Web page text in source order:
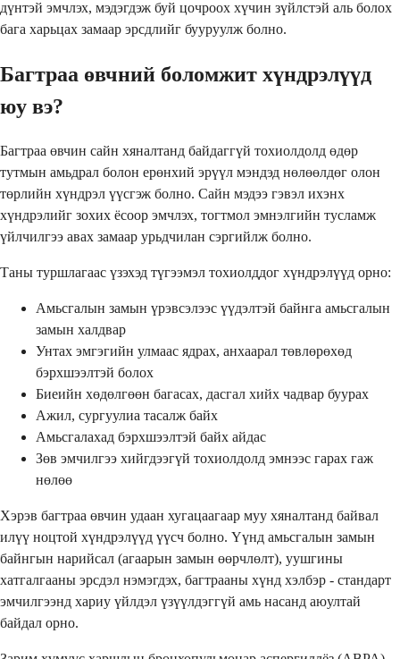
дүнтэй эмчлэх, мэдэгдэж буй цочроох хүчин зүйлстэй аль болох
бага харьцах замаар эрсдлийг бууруулж болно.
Багтраа өвчний боломжит хүндрэлүүд
юу вэ?
Багтраа өвчин сайн хяналтанд байдаггүй тохиолдолд өдөр
тутмын амьдрал болон ерөнхий эрүүл мэндэд нөлөөлдөг олон
төрлийн хүндрэл үүсгэж болно. Сайн мэдээ гэвэл ихэнх
хүндрэлийг зохих ёсоор эмчлэх, тогтмол эмнэлгийн тусламж
үйлчилгээ авах замаар урьдчилан сэргийлж болно.
Таны туршлагаас үзэхэд түгээмэл тохиолддог хүндрэлүүд орно:
Амьсгалын замын үрэвсэлээс үүдэлтэй байнга амьсгалын
замын халдвар
Унтах эмгэгийн улмаас ядрах, анхаарал төвлөрөхөд
бэрхшээлтэй болох
Биеийн хөдөлгөөн багасах, дасгал хийх чадвар буурах
Ажил, сургуулиа тасалж байх
Амьсгалахад бэрхшээлтэй байх айдас
Зөв эмчилгээ хийгдээгүй тохиолдолд эмнээс гарах гаж
нөлөө
Хэрэв багтраа өвчин удаан хугацаагаар муу хяналтанд байвал
илүү ноцтой хүндрэлүүд үүсч болно. Үүнд амьсгалын замын
байнгын нарийсал (агаарын замын өөрчлөлт), уушгины
хатгалгааны эрсдэл нэмэгдэх, багтрааны хүнд хэлбэр - стандарт
эмчилгээнд хариу үйлдэл үзүүлдэггүй амь насанд аюултай
байдал орно.